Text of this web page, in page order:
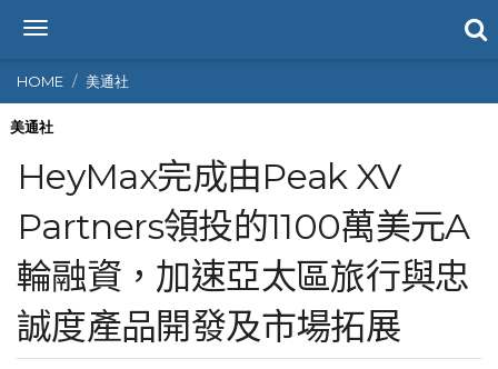
T
g
g
l
n
a
v
g
a
i
o
HOME 美通社
美通社
HeyMax完成由Peak XV
Partners領投的1100萬美元A
輪融資，加速亞太區旅行與忠
誠度產品開發及市場拓展